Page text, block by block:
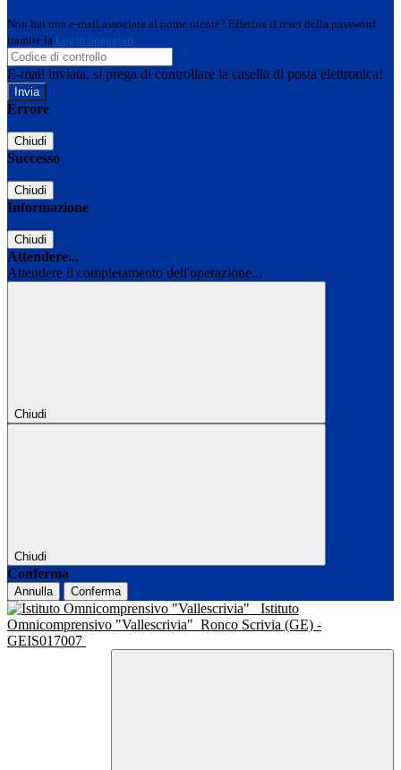
Non hai una e-mail associata al nome utente? Effettua il reset della password
tramite la Login Spaggiari
E-mail inviata, si prega di controllare la casella di posta elettronica!
Errore
Chiudi
Successo
Chiudi
Informazione
Chiudi
Attendere...
Attendere il completamento dell'operazione...
Chiudi
Chiudi
Conferma
Annulla Conferma
Istituto
Omnicomprensivo "Vallescrivia" Ronco Scrivia (GE) -
GEIS017007